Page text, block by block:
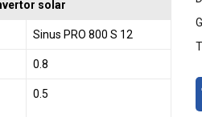
solar
Sinus PRO 800 S 12
0.8
0.5